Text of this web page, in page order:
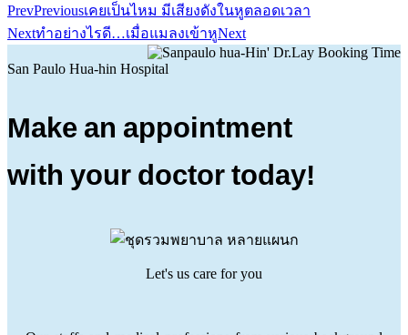
PrevPreviousเคยเป็นไหม มีเสียงดังในหูตลอดเวลา
Nextทำอย่างไรดี…เมื่อแมลงเข้าหูNext
San Paulo Hua-hin Hospital
Make an appointment
with your doctor today!
Let's us care for you